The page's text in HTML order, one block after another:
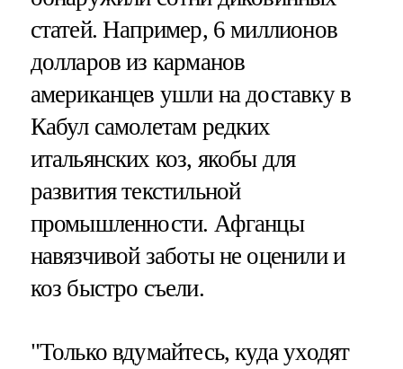
статей. Например, 6 миллионов
долларов из карманов
американцев ушли на доставку в
Кабул самолетам редких
итальянских коз, якобы для
развития текстильной
промышленности. Афганцы
навязчивой заботы не оценили и
коз быстро съели.
"Только вдумайтесь, куда уходят